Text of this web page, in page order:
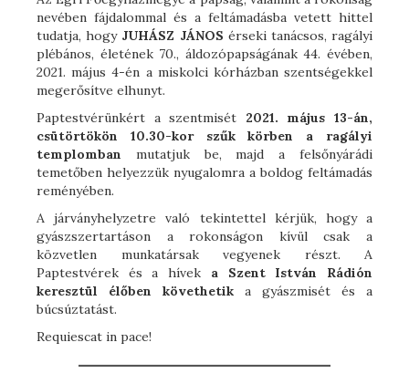
nevében fájdalommal és a feltámadásba vetett hittel
tudatja, hogy JUHÁSZ JÁNOS érseki tanácsos, ragályi
plébános, életének 70., áldozópapságának 44. évében,
2021. május 4-én a miskolci kórházban szentségekkel
megerősítve elhunyt.
Paptestvérünkért a szentmisét 2021. május 13-án,
csütörtökön 10.30-kor szűk körben a ragályi
templomban mutatjuk be, majd a felsőnyárádi
temetőben helyezzük nyugalomra a boldog feltámadás
reményében.
A járványhelyzetre való tekintettel kérjük, hogy a
gyászszertartáson a rokonságon kívül csak a
közvetlen munkatársak vegyenek részt. A
Paptestvérek és a hívek a Szent István Rádión
keresztül élőben követhetik a gyászmisét és a
búcsúztatást.
Requiescat in pace!